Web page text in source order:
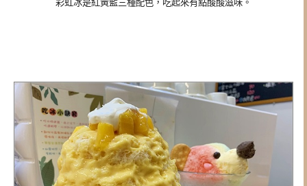
彩虹冰是紅黃藍三種配色，吃起來有點酸酸滋味。